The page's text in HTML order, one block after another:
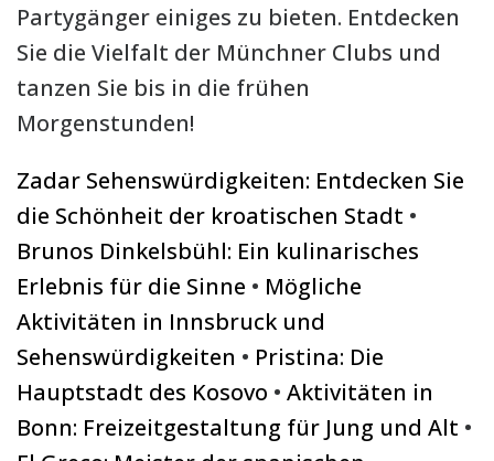
Partygänger einiges zu bieten. Entdecken
Sie die Vielfalt der Münchner Clubs und
tanzen Sie bis in die frühen
Morgenstunden!
Zadar Sehenswürdigkeiten: Entdecken Sie
die Schönheit der kroatischen Stadt •
Brunos Dinkelsbühl: Ein kulinarisches
Erlebnis für die Sinne • Mögliche
Aktivitäten in Innsbruck und
Sehenswürdigkeiten • Pristina: Die
Hauptstadt des Kosovo • Aktivitäten in
Bonn: Freizeitgestaltung für Jung und Alt •